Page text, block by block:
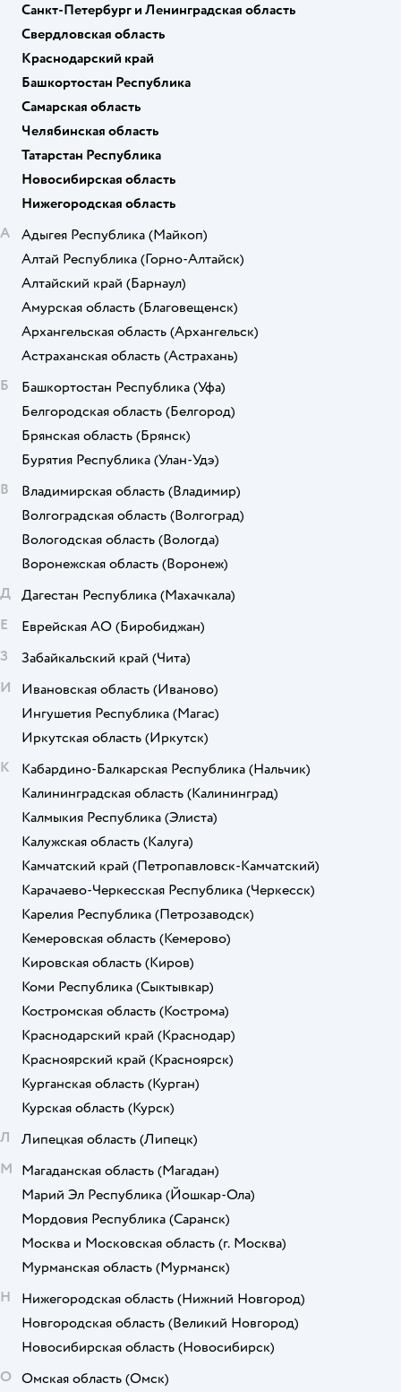
Санкт-Петербург и Ленинградская область
Свердловская область
Краснодарский край
Башкортостан Республика
Самарская область
Челябинская область
Татарстан Республика
Новосибирская область
Нижегородская область
А
Адыгея Республика (Майкоп)
Алтай Республика (Горно-Алтайск)
Алтайский край (Барнаул)
Амурская область (Благовещенск)
Архангельская область (Архангельск)
Астраханская область (Астрахань)
Б
Башкортостан Республика (Уфа)
Белгородская область (Белгород)
Брянская область (Брянск)
Бурятия Республика (Улан-Удэ)
В
Владимирская область (Владимир)
Волгоградская область (Волгоград)
Вологодская область (Вологда)
Воронежская область (Воронеж)
Д Дагестан Республика (Махачкала)
Е
Еврейская АО (Биробиджан)
З
Забайкальский край (Чита)
И
Ивановская область (Иваново)
Ингушетия Республика (Магас)
Иркутская область (Иркутск)
К
Кабардино-Балкарская Республика (Нальчик)
Калининградская область (Калининград)
Калмыкия Республика (Элиста)
Калужская область (Калуга)
Камчатский край (Петропавловск-Камчатский)
Карачаево-Черкесская Республика (Черкесск)
Карелия Республика (Петрозаводск)
Кемеровская область (Кемерово)
Кировская область (Киров)
Коми Республика (Сыктывкар)
Костромская область (Кострома)
Краснодарский край (Краснодар)
Красноярский край (Красноярск)
Курганская область (Курган)
Курская область (Курск)
Л
Липецкая область (Липецк)
М Магаданская область (Магадан)
Марий Эл Республика (Йошкар-Ола)
Мордовия Республика (Саранск)
Москва и Московская область (г. Москва)
Мурманская область (Мурманск)
Н
Нижегородская область (Нижний Новгород)
Новгородская область (Великий Новгород)
Новосибирская область (Новосибирск)
О Омская область (Омск)